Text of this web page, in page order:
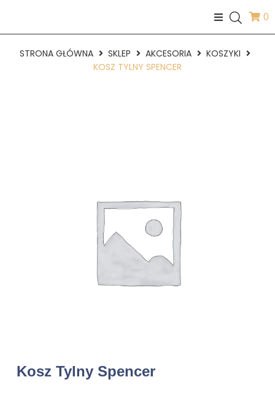
0
STRONA GŁÓWNA SKLEP AKCESORIA
KOSZYKI
KOSZ TYLNY SPENCER
Kosz Tylny Spencer